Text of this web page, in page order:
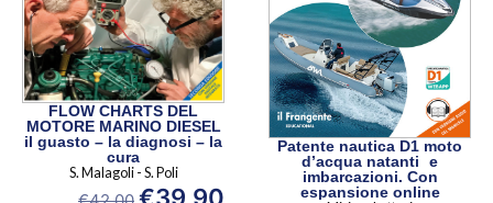
FLOW CHARTS DEL
MOTORE MARINO DIESEL
il guasto – la diagnosi – la
cura
S. Malagoli - S. Poli
€39,90
Patente nautica D1 moto
d’acqua natanti e
imbarcazioni. Con
espansione online